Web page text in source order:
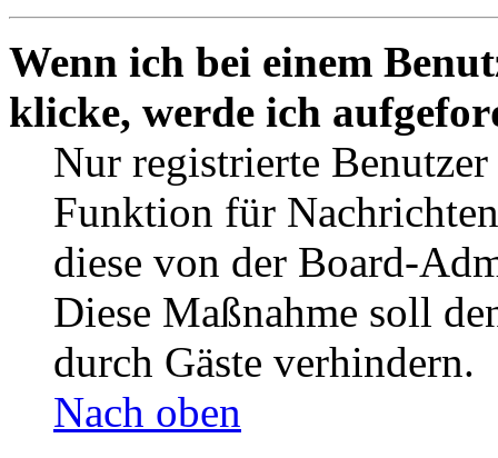
Wenn ich bei einem
klicke, werde ich
Nur registrierte
Funktion für
diese von der Board-
Diese Maßnahme soll
durch Gäste verhindern.
Nach oben